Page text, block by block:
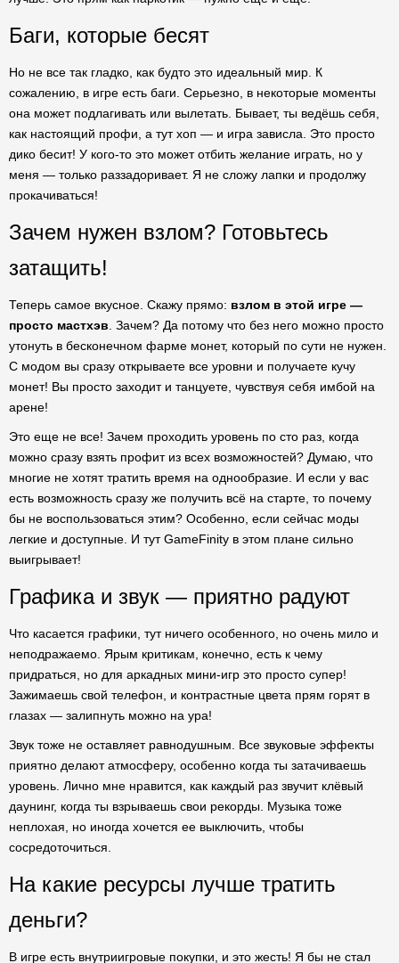
Баги, которые бесят
Но не все так гладко, как будто это идеальный мир. К
сожалению, в игре есть баги. Серьезно, в некоторые моменты
она может подлагивать или вылетать. Бывает, ты ведёшь себя,
как настоящий профи, а тут хоп — и игра зависла. Это просто
дико бесит! У кого-то это может отбить желание играть, но у
меня — только раззадоривает. Я не сложу лапки и продолжу
прокачиваться!
Зачем нужен взлом? Готовьтесь
затащить!
Теперь самое вкусное. Скажу прямо: взлом в этой игре —
просто мастхэв . Зачем? Да потому что без него можно просто
утонуть в бесконечном фарме монет, который по сути не нужен.
С модом вы сразу открываете все уровни и получаете кучу
монет! Вы просто заходит и танцуете, чувствуя себя имбой на
арене!
Это еще не все! Зачем проходить уровень по сто раз, когда
можно сразу взять профит из всех возможностей? Думаю, что
многие не хотят тратить время на однообразие. И если у вас
есть возможность сразу же получить всё на старте, то почему
бы не воспользоваться этим? Особенно, если сейчас моды
легкие и доступные. И тут GameFinity в этом плане сильно
выигрывает!
Графика и звук — приятно радуют
Что касается графики, тут ничего особенного, но очень мило и
неподражаемо. Ярым критикам, конечно, есть к чему
придраться, но для аркадных мини-игр это просто супер!
Зажимаешь свой телефон, и контрастные цвета прям горят в
глазах — залипнуть можно на ура!
Звук тоже не оставляет равнодушным. Все звуковые эффекты
приятно делают атмосферу, особенно когда ты затачиваешь
уровень. Лично мне нравится, как каждый раз звучит клёвый
даунинг, когда ты взрываешь свои рекорды. Музыка тоже
неплохая, но иногда хочется ее выключить, чтобы
сосредоточиться.
На какие ресурсы лучше тратить
деньги?
В игре есть внутриигровые покупки, и это жесть! Я бы не стал